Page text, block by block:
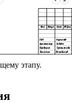
этапу.